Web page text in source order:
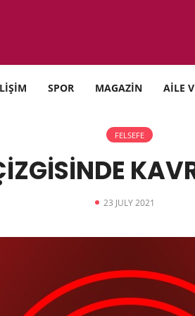
SPOR MAGAZİN AİLE
FELSEFE
23 JULY 2021